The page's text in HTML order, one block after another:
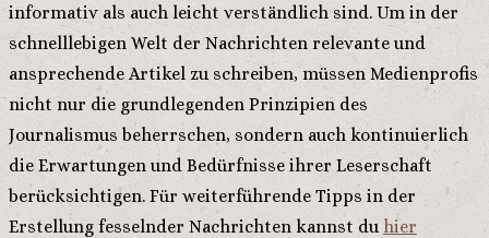
informativ als auch leicht verständlich sind. Um in der
schnelllebigen Welt der Nachrichten relevante und
ansprechende Artikel zu schreiben, müssen Medienprofis
nicht nur die grundlegenden Prinzipien des
Journalismus beherrschen, sondern auch kontinuierlich
die Erwartungen und Bedürfnisse ihrer Leserschaft
berücksichtigen. Für weiterführende Tipps in der
Erstellung fesselnder Nachrichten kannst du hier